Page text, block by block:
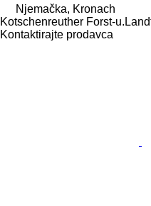
Njemačka, Kronach
Kotschenreuther Forst-
Kontaktirajte prodavca